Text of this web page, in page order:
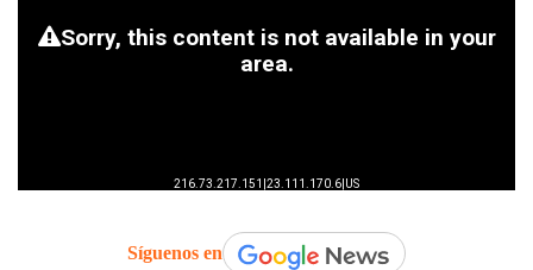
Síguenos en